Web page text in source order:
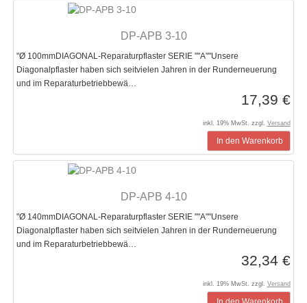
DP-APB 3-10
"Ø 100mmDIAGONAL-Reparaturpflaster SERIE ""A""Unsere
Diagonalpflaster haben sich seitvielen Jahren in der Runderneuerung
und im Reparaturbetriebbewä…
17,39 €
inkl. 19% MwSt. zzgl. Versand
In den Warenkorb
DP-APB 4-10
"Ø 140mmDIAGONAL-Reparaturpflaster SERIE ""A""Unsere
Diagonalpflaster haben sich seitvielen Jahren in der Runderneuerung
und im Reparaturbetriebbewä…
32,34 €
inkl. 19% MwSt. zzgl. Versand